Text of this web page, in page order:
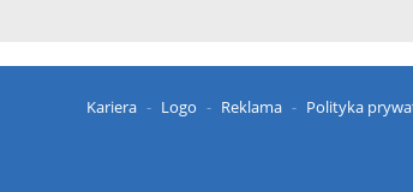
Kariera Logo Reklama Polityka